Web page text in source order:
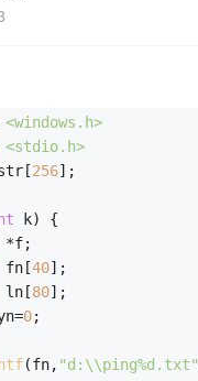
<windows.h>
<stdio.h>
256];
k)
{
*f;
fn[40];
ln[80];
0;
(fn, "d:\\ping%d.txt"